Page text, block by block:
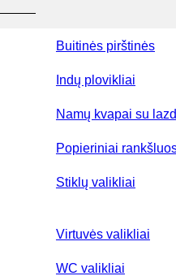
Buitinės pirštinės
Indų plovikliai
Namų kvapai su
Popieriniai
Stiklų valikliai
Virtuvės valikliai
WC valikliai